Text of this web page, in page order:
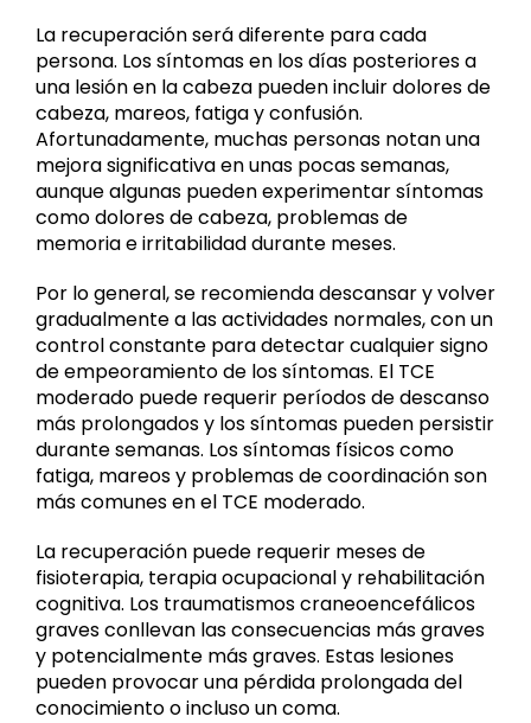
La recuperación será diferente para cada
persona. Los síntomas en los días posteriores a
una lesión en la cabeza pueden incluir dolores de
cabeza, mareos, fatiga y confusión.
Afortunadamente, muchas personas notan una
mejora significativa en unas pocas semanas,
aunque algunas pueden experimentar síntomas
como dolores de cabeza, problemas de
memoria e irritabilidad durante meses.
Por lo general, se recomienda descansar y volver
gradualmente a las actividades normales, con un
control constante para detectar cualquier signo
de empeoramiento de los síntomas. El TCE
moderado puede requerir períodos de descanso
más prolongados y los síntomas pueden persistir
durante semanas. Los síntomas físicos como
fatiga, mareos y problemas de coordinación son
más comunes en el TCE moderado.
La recuperación puede requerir meses de
fisioterapia, terapia ocupacional y rehabilitación
cognitiva. Los traumatismos craneoencefálicos
graves conllevan las consecuencias más graves
y potencialmente más graves. Estas lesiones
pueden provocar una pérdida prolongada del
conocimiento o incluso un coma.